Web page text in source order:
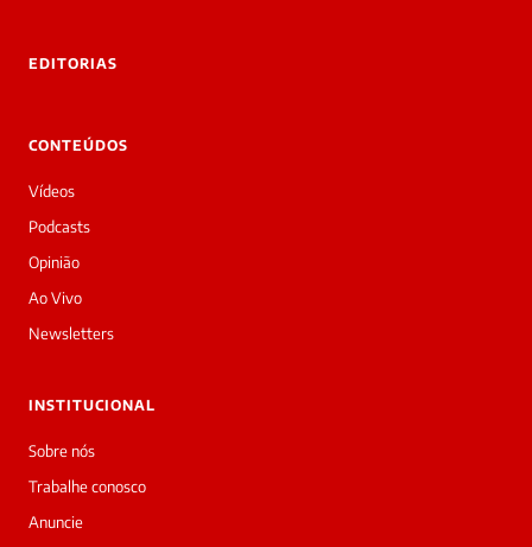
EDITORIAS
CONTEÚDOS
Vídeos
Podcasts
Opinião
Ao Vivo
Newsletters
INSTITUCIONAL
Sobre nós
Trabalhe conosco
Anuncie